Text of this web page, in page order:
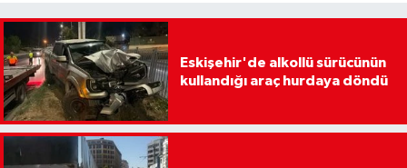
Eskişehir'de alkollü sürücünün
kullandığı araç hurdaya döndü